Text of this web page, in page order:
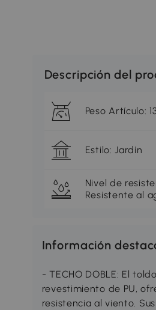
Descripción del
Peso Artículo:
Estilo: Jardín
Nivel de
Resistente al
Información
- TECHO DOBLE: El
revestimiento de PU,
resistencia al viento.